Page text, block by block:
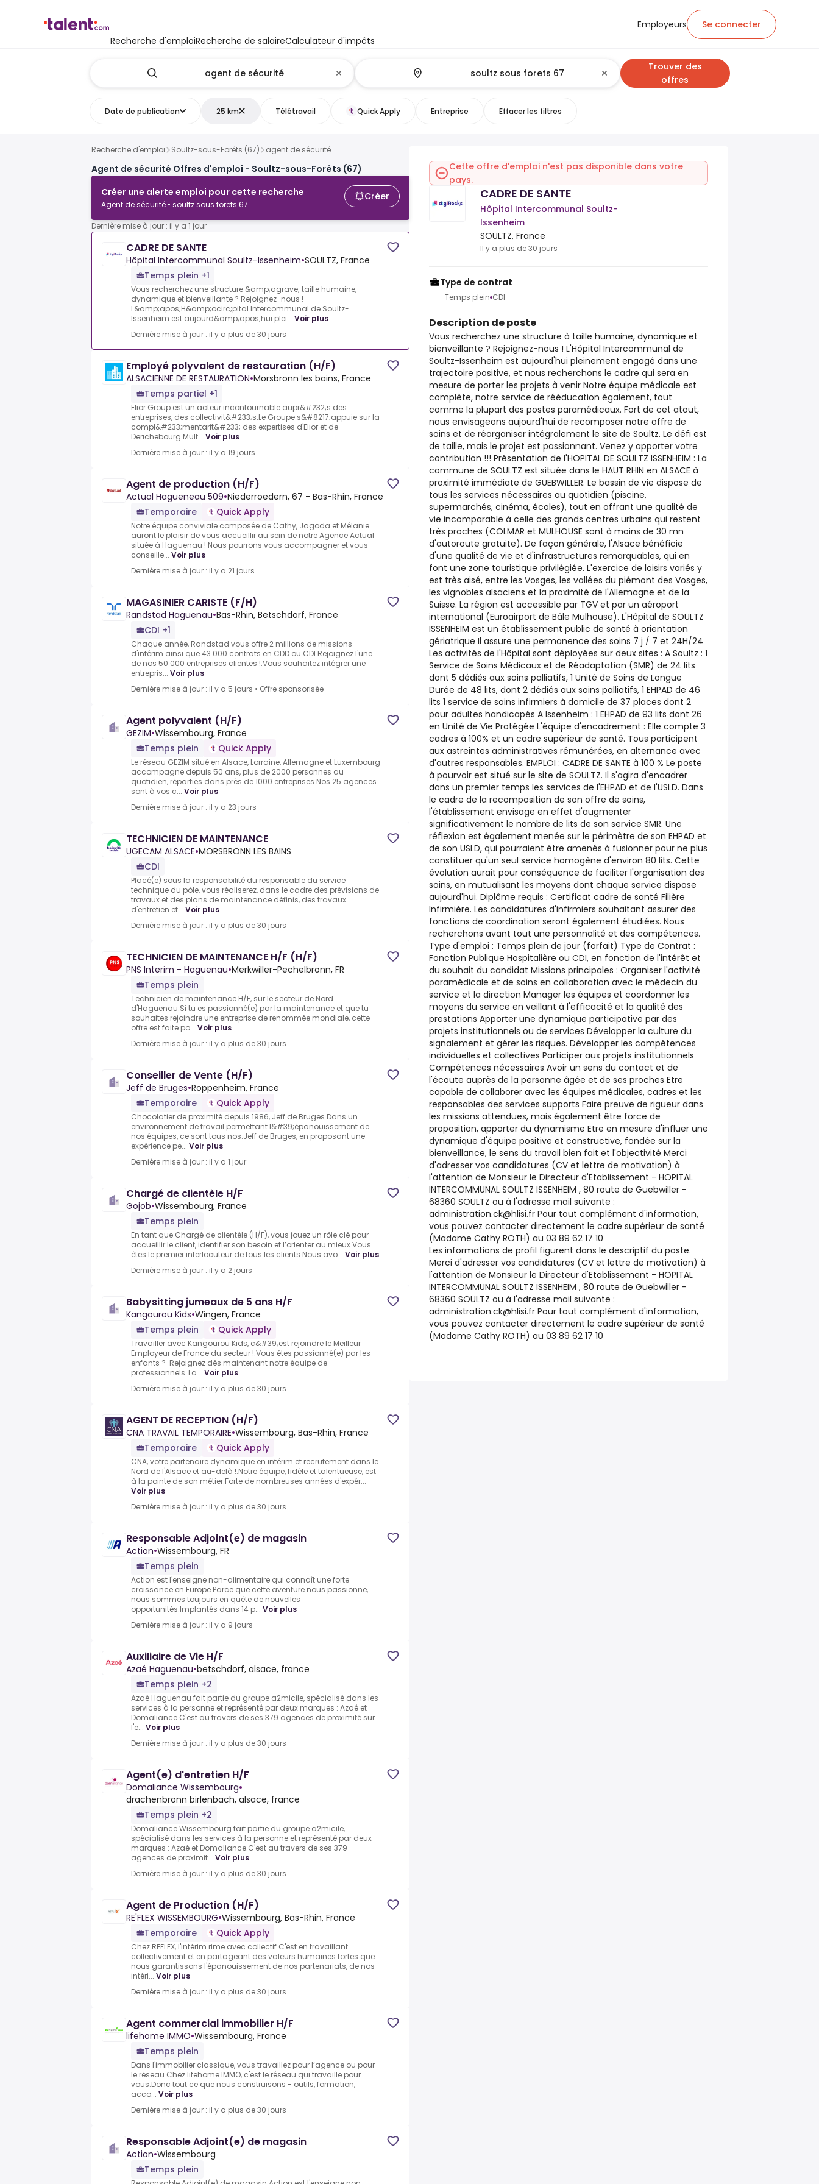
Recherche d'emploiRecherche de salaireCalculateur d'impôts
Employeurs Se connecter
Trouver des
offres
Date de publication 25 km Télétravail Quick Apply Entreprise Effacer les filtres
Recherche d'emploi Soultz-sous-Forêts (67) agent de sécurité
Agent de sécurité Offres d'emploi - Soultz-sous-Forêts (67)
Créer une alerte emploi pour cette recherche
Agent de sécurité • soultz sous forets 67
Créer
Dernière mise à jour : il y a 1 jour
CADRE DE SANTE
Hôpital Intercommunal Soultz-Issenheim•SOULTZ, France
Temps plein +1
Vous recherchez une structure &amp;agrave; taille humaine,
dynamique et bienveillante ? Rejoignez-nous !
L&amp;apos;H&amp;ocirc;pital Intercommunal de Soultz-
Issenheim est aujourd&amp;apos;hui plei... Voir plus
Dernière mise à jour : il y a plus de 30 jours
Employé polyvalent de restauration (H/F)
ALSACIENNE DE RESTAURATION•Morsbronn les bains, France
Temps partiel +1
Elior Group est un acteur incontournable aupr&#232;s des
entreprises, des collectivit&#233;s.Le Groupe s&#8217;appuie sur la
compl&#233;mentarit&#233; des expertises d'Elior et de
Derichebourg Mult... Voir plus
Dernière mise à jour : il y a 19 jours
Agent de production (H/F)
Actual Hagueneau 509•Niederroedern, 67 - Bas-Rhin, France
Temporaire
Quick Apply
Notre équipe conviviale composée de Cathy, Jagoda et Mélanie
auront le plaisir de vous accueillir au sein de notre Agence Actual
située à Haguenau ! Nous pourrons vous accompagner et vous
conseille... Voir plus
Dernière mise à jour : il y a 21 jours
MAGASINIER CARISTE (F/H)
Randstad Haguenau•Bas-Rhin, Betschdorf, France
CDI +1
Chaque année, Randstad vous offre 2 millions de missions
d'intérim ainsi que 43 000 contrats en CDD ou CDI.Rejoignez l'une
de nos 50 000 entreprises clientes !.Vous souhaitez intégrer une
entrepris... Voir plus
Dernière mise à jour : il y a 5 jours • Offre sponsorisée
Agent polyvalent (H/F)
GEZIM•Wissembourg, France
Temps plein
Quick Apply
Le réseau GEZIM situé en Alsace, Lorraine, Allemagne et Luxembourg
accompagne depuis 50 ans, plus de 2000 personnes au
quotidien, réparties dans près de 1000 entreprises.Nos 25 agences
sont à vos c... Voir plus
Dernière mise à jour : il y a 23 jours
TECHNICIEN DE MAINTENANCE
UGECAM ALSACE•MORSBRONN LES BAINS
CDI
Placé(e) sous la responsabilité du responsable du service
technique du pôle, vous réaliserez, dans le cadre des prévisions de
travaux et des plans de maintenance définis, des travaux
d'entretien et... Voir plus
Dernière mise à jour : il y a plus de 30 jours
TECHNICIEN DE MAINTENANCE H/F (H/F)
PNS Interim - Haguenau•Merkwiller-Pechelbronn, FR
Temps plein
Technicien de maintenance H/F, sur le secteur de Nord
d'Haguenau.Si tu es passionné(e) par la maintenance et que tu
souhaites rejoindre une entreprise de renommée mondiale, cette
offre est faite po... Voir plus
Dernière mise à jour : il y a plus de 30 jours
Conseiller de Vente (H/F)
Jeff de Bruges•Roppenheim, France
Temporaire
Quick Apply
Chocolatier de proximité depuis 1986, Jeff de Bruges.Dans un
environnement de travail permettant l&#39;épanouissement de
nos équipes, ce sont tous nos.Jeff de Bruges, en proposant une
expérience pe... Voir plus
Dernière mise à jour : il y a 1 jour
Chargé de clientèle H/F
Gojob•Wissembourg, France
Temps plein
En tant que Chargé de clientèle (H/F), vous jouez un rôle clé pour
accueillir le client, identifier son besoin et l’orienter au mieux.Vous
êtes le premier interlocuteur de tous les clients.Nous avo... Voir plus
Dernière mise à jour : il y a 2 jours
Babysitting jumeaux de 5 ans H/F
Kangourou Kids•Wingen, France
Temps plein
Quick Apply
Travailler avec Kangourou Kids, c&#39;est rejoindre le Meilleur
Employeur de France du secteur !.Vous êtes passionné(e) par les
enfants ? Rejoignez dès maintenant notre équipe de
professionnels.Ta... Voir plus
Dernière mise à jour : il y a plus de 30 jours
AGENT DE RECEPTION (H/F)
CNA TRAVAIL TEMPORAIRE•Wissembourg, Bas-Rhin, France
Temporaire
Quick Apply
CNA, votre partenaire dynamique en intérim et recrutement dans le
Nord de l'Alsace et au-delà !.Notre équipe, fidèle et talentueuse, est
à la pointe de son métier.Forte de nombreuses années d'expér...
Voir plus
Dernière mise à jour : il y a plus de 30 jours
Responsable Adjoint(e) de magasin
Action•Wissembourg, FR
Temps plein
Action est l'enseigne non-alimentaire qui connaît une forte
croissance en Europe.Parce que cette aventure nous passionne,
nous sommes toujours en quête de nouvelles
opportunités.Implantés dans 14 p... Voir plus
Dernière mise à jour : il y a 9 jours
Auxiliaire de Vie H/F
Azaé Haguenau•betschdorf, alsace, france
Temps plein +2
Azaé Haguenau fait partie du groupe a2micile, spécialisé dans les
services à la personne et représenté par deux marques : Azaé et
Domaliance.C'est au travers de ses 379 agences de proximité sur
l'e... Voir plus
Dernière mise à jour : il y a plus de 30 jours
Agent(e) d'entretien H/F
Domaliance Wissembourg•
drachenbronn birlenbach, alsace, france
Temps plein +2
Domaliance Wissembourg fait partie du groupe a2micile,
spécialisé dans les services à la personne et représenté par deux
marques : Azaé et Domaliance.C'est au travers de ses 379
agences de proximit... Voir plus
Dernière mise à jour : il y a plus de 30 jours
Agent de Production (H/F)
RE'FLEX WISSEMBOURG•Wissembourg, Bas-Rhin, France
Temporaire
Quick Apply
Chez REFLEX, l'intérim rime avec collectif.C'est en travaillant
collectivement et en partageant des valeurs humaines fortes que
nous garantissons l'épanouissement de nos partenariats, de nos
intéri... Voir plus
Dernière mise à jour : il y a plus de 30 jours
Agent commercial immobilier H/F
lifehome IMMO•Wissembourg, France
Temps plein
Dans l'immobilier classique, vous travaillez pour l’agence ou pour
le réseau.Chez lifehome IMMO, c'est le réseau qui travaille pour
vous.Donc tout ce que nous construisons - outils, formation,
acco... Voir plus
Dernière mise à jour : il y a plus de 30 jours
Responsable Adjoint(e) de magasin
Action•Wissembourg
Temps plein
Cette offre d'emploi n'est pas disponible dans votre
pays.
CADRE DE SANTE
Hôpital Intercommunal Soultz-
Issenheim
SOULTZ, France
Il y a plus de 30 jours
Type de contrat
Temps plein CDI
Description de poste
Vous recherchez une structure à taille humaine, dynamique et
bienveillante ? Rejoignez-nous ! L'Hôpital Intercommunal de
Soultz-Issenheim est aujourd'hui pleinement engagé dans une
trajectoire positive, et nous recherchons le cadre qui sera en
mesure de porter les projets à venir Notre équipe médicale est
complète, notre service de rééducation également, tout
comme la plupart des postes paramédicaux. Fort de cet atout,
nous envisageons aujourd'hui de recomposer notre offre de
soins et de réorganiser intégralement le site de Soultz. Le défi est
de taille, mais le projet est passionnant. Venez y apporter votre
contribution !!! Présentation de l'HOPITAL DE SOULTZ ISSENHEIM : La
commune de SOULTZ est située dans le HAUT RHIN en ALSACE à
proximité immédiate de GUEBWILLER. Le bassin de vie dispose de
tous les services nécessaires au quotidien (piscine,
supermarchés, cinéma, écoles), tout en offrant une qualité de
vie incomparable à celle des grands centres urbains qui restent
très proches (COLMAR et MULHOUSE sont à moins de 30 mn
d'autoroute gratuite). De façon générale, l'Alsace bénéficie
d'une qualité de vie et d'infrastructures remarquables, qui en
font une zone touristique privilégiée. L'exercice de loisirs variés y
est très aisé, entre les Vosges, les vallées du piémont des Vosges,
les vignobles alsaciens et la proximité de l'Allemagne et de la
Suisse. La région est accessible par TGV et par un aéroport
international (Euroairport de Bâle Mulhouse). L'Hôpital de SOULTZ
ISSENHEIM est un établissement public de santé à orientation
gériatrique Il assure une permanence des soins 7 j / 7 et 24H/24
Les activités de l'Hôpital sont déployées sur deux sites : A Soultz : 1
Service de Soins Médicaux et de Réadaptation (SMR) de 24 lits
dont 5 dédiés aux soins palliatifs, 1 Unité de Soins de Longue
Durée de 48 lits, dont 2 dédiés aux soins palliatifs, 1 EHPAD de 46
lits 1 service de soins infirmiers à domicile de 37 places dont 2
pour adultes handicapés A Issenheim : 1 EHPAD de 93 lits dont 26
en Unité de Vie Protégée L'équipe d'encadrement : Elle compte 3
cadres à 100% et un cadre supérieur de santé. Tous participent
aux astreintes administratives rémunérées, en alternance avec
d'autres responsables. EMPLOI : CADRE DE SANTE à 100 % Le poste
à pourvoir est situé sur le site de SOULTZ. Il s'agira d'encadrer
dans un premier temps les services de l'EHPAD et de l'USLD. Dans
le cadre de la recomposition de son offre de soins,
l'établissement envisage en effet d'augmenter
significativement le nombre de lits de son service SMR. Une
réflexion est également menée sur le périmètre de son EHPAD et
de son USLD, qui pourraient être amenés à fusionner pour ne plus
constituer qu'un seul service homogène d'environ 80 lits. Cette
évolution aurait pour conséquence de faciliter l'organisation des
soins, en mutualisant les moyens dont chaque service dispose
aujourd'hui. Diplôme requis : Certificat cadre de santé Filière
Infirmière. Les candidatures d'infirmiers souhaitant assurer des
fonctions de coordination seront également étudiées. Nous
recherchons avant tout une personnalité et des compétences.
Type d'emploi : Temps plein de jour (forfait) Type de Contrat :
Fonction Publique Hospitalière ou CDI, en fonction de l'intérêt et
du souhait du candidat Missions principales : Organiser l'activité
paramédicale et de soins en collaboration avec le médecin du
service et la direction Manager les équipes et coordonner les
moyens du service en veillant à l'efficacité et la qualité des
prestations Apporter une dynamique participative par des
projets institutionnels ou de services Développer la culture du
signalement et gérer les risques. Développer les compétences
individuelles et collectives Participer aux projets institutionnels
Compétences nécessaires Avoir un sens du contact et de
l'écoute auprès de la personne âgée et de ses proches Etre
capable de collaborer avec les équipes médicales, cadres et les
responsables des services supports Faire preuve de rigueur dans
les missions attendues, mais également être force de
proposition, apporter du dynamisme Etre en mesure d'influer une
dynamique d'équipe positive et constructive, fondée sur la
bienveillance, le sens du travail bien fait et l'objectivité Merci
d'adresser vos candidatures (CV et lettre de motivation) à
l'attention de Monsieur le Directeur d'Etablissement - HOPITAL
INTERCOMMUNAL SOULTZ ISSENHEIM , 80 route de Guebwiller -
68360 SOULTZ ou à l'adresse mail suivante :
administration.ck@hlisi.fr Pour tout complément d'information,
vous pouvez contacter directement le cadre supérieur de santé
(Madame Cathy ROTH) au 03 89 62 17 10
Les informations de profil figurent dans le descriptif du poste.
Merci d'adresser vos candidatures (CV et lettre de motivation) à
l'attention de Monsieur le Directeur d'Etablissement - HOPITAL
INTERCOMMUNAL SOULTZ ISSENHEIM , 80 route de Guebwiller -
68360 SOULTZ ou à l'adresse mail suivante :
administration.ck@hlisi.fr Pour tout complément d'information,
vous pouvez contacter directement le cadre supérieur de santé
(Madame Cathy ROTH) au 03 89 62 17 10